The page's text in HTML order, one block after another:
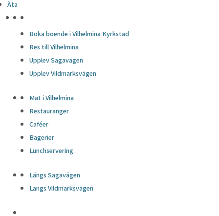
Äta
Boka boende i Vilhelmina Kyrkstad
Res till Vilhelmina
Upplev Sagavägen
Upplev Vildmarksvägen
Mat i Vilhelmina
Restauranger
Caféer
Bagerier
Lunchservering
Längs Sagavägen
Längs Vildmarksvägen